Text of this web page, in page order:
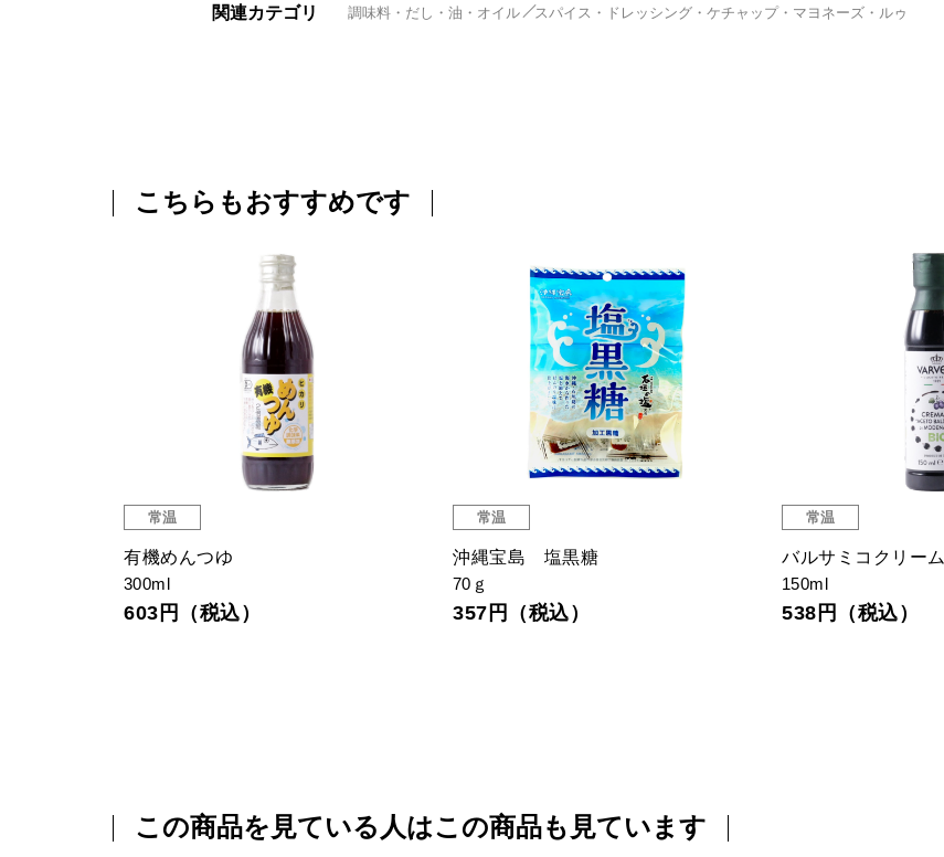
関連カテゴリ 調味料・だし・油・オイル スパイス・ドレッシング・ケチャップ・マヨネーズ・ルゥ
こちらもおすすめです
常温
有機めんつゆ
300ml
603円（税込）
常温
沖縄宝島 塩黒糖
70ｇ
357円（税込）
常温
バルサミコクリーム
150ml
538円（税込）
この商品を見ている人はこの商品も見ています